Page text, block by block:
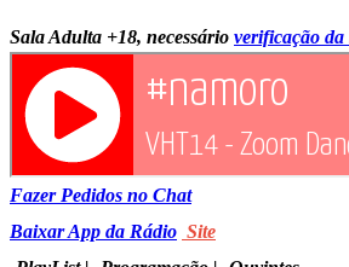
Sala Adulta +18, necessário verificação da
Fazer Pedidos no Chat
Baixar App da Rádio Site